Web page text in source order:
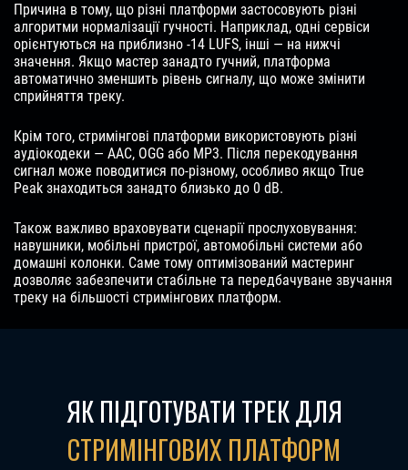
Причина в тому, що різні платформи застосовують різні
алгоритми нормалізації гучності. Наприклад, одні сервіси
орієнтуються на приблизно -14 LUFS, інші — на нижчі
значення. Якщо мастер занадто гучний, платформа
автоматично зменшить рівень сигналу, що може змінити
сприйняття треку.
Крім того, стримінгові платформи використовують різні
аудіокодеки — AAC, OGG або MP3. Після перекодування
сигнал може поводитися по-різному, особливо якщо True
Peak знаходиться занадто близько до 0 dB.
Також важливо враховувати сценарії прослуховування:
навушники, мобільні пристрої, автомобільні системи або
домашні колонки. Саме тому оптимізований мастеринг
дозволяє забезпечити стабільне та передбачуване звучання
треку на більшості стримінгових платформ.
ЯК ПІДГОТУВАТИ ТРЕК ДЛЯ
СТРИМІНГОВИХ ПЛАТФОРМ